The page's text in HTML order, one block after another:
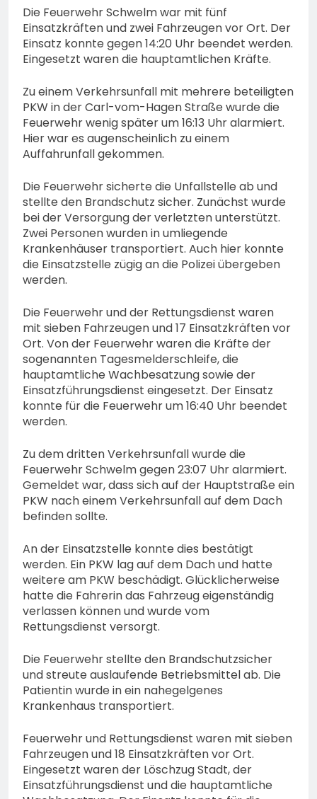
Die Feuerwehr Schwelm war mit fünf
Einsatzkräften und zwei Fahrzeugen vor Ort. Der
Einsatz konnte gegen 14:20 Uhr beendet werden.
Eingesetzt waren die hauptamtlichen Kräfte.
Zu einem Verkehrsunfall mit mehrere beteiligten
PKW in der Carl-vom-Hagen Straße wurde die
Feuerwehr wenig später um 16:13 Uhr alarmiert.
Hier war es augenscheinlich zu einem
Auffahrunfall gekommen.
Die Feuerwehr sicherte die Unfallstelle ab und
stellte den Brandschutz sicher. Zunächst wurde
bei der Versorgung der verletzten unterstützt.
Zwei Personen wurden in umliegende
Krankenhäuser transportiert. Auch hier konnte
die Einsatzstelle zügig an die Polizei übergeben
werden.
Die Feuerwehr und der Rettungsdienst waren
mit sieben Fahrzeugen und 17 Einsatzkräften vor
Ort. Von der Feuerwehr waren die Kräfte der
sogenannten Tagesmelderschleife, die
hauptamtliche Wachbesatzung sowie der
Einsatzführungsdienst eingesetzt. Der Einsatz
konnte für die Feuerwehr um 16:40 Uhr beendet
werden.
Zu dem dritten Verkehrsunfall wurde die
Feuerwehr Schwelm gegen 23:07 Uhr alarmiert.
Gemeldet war, dass sich auf der Hauptstraße ein
PKW nach einem Verkehrsunfall auf dem Dach
befinden sollte.
An der Einsatzstelle konnte dies bestätigt
werden. Ein PKW lag auf dem Dach und hatte
weitere am PKW beschädigt. Glücklicherweise
hatte die Fahrerin das Fahrzeug eigenständig
verlassen können und wurde vom
Rettungsdienst versorgt.
Die Feuerwehr stellte den Brandschutzsicher
und streute auslaufende Betriebsmittel ab. Die
Patientin wurde in ein nahegelgenes
Krankenhaus transportiert.
Feuerwehr und Rettungsdienst waren mit sieben
Fahrzeugen und 18 Einsatzkräften vor Ort.
Eingesetzt waren der Löschzug Stadt, der
Einsatzführungsdienst und die hauptamtliche